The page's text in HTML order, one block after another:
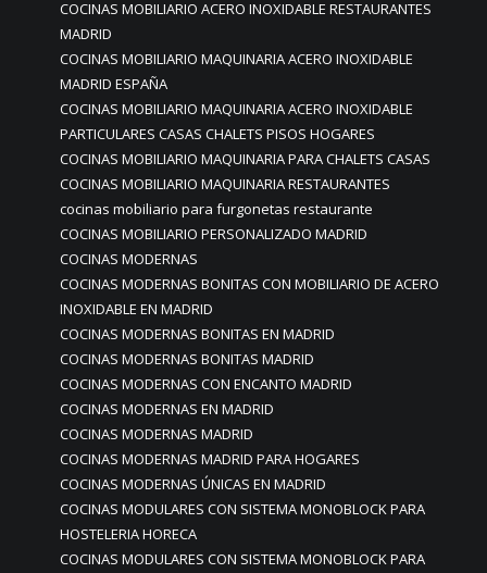
COCINAS MOBILIARIO ACERO INOXIDABLE RESTAURANTES
MADRID
COCINAS MOBILIARIO MAQUINARIA ACERO INOXIDABLE
MADRID ESPAÑA
COCINAS MOBILIARIO MAQUINARIA ACERO INOXIDABLE
PARTICULARES CASAS CHALETS PISOS HOGARES
COCINAS MOBILIARIO MAQUINARIA PARA CHALETS CASAS
COCINAS MOBILIARIO MAQUINARIA RESTAURANTES
cocinas mobiliario para furgonetas restaurante
COCINAS MOBILIARIO PERSONALIZADO MADRID
COCINAS MODERNAS
COCINAS MODERNAS BONITAS CON MOBILIARIO DE ACERO
INOXIDABLE EN MADRID
COCINAS MODERNAS BONITAS EN MADRID
COCINAS MODERNAS BONITAS MADRID
COCINAS MODERNAS CON ENCANTO MADRID
COCINAS MODERNAS EN MADRID
COCINAS MODERNAS MADRID
COCINAS MODERNAS MADRID PARA HOGARES
COCINAS MODERNAS ÚNICAS EN MADRID
COCINAS MODULARES CON SISTEMA MONOBLOCK PARA
HOSTELERIA HORECA
COCINAS MODULARES CON SISTEMA MONOBLOCK PARA